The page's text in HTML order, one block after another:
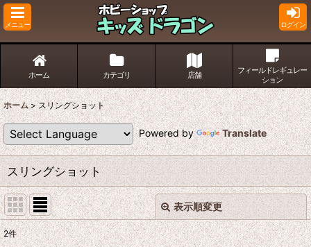
メニュー ログイン
ホーム カテゴリ 店舗
フィールドレギュレー
ション
ホーム > スリングショット
Powered by Translate
スリングショット
表示順変更 閉じる
2件